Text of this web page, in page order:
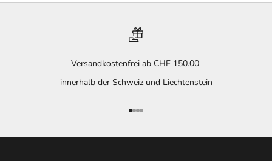
Versandkostenfrei ab CHF 150.00
innerhalb der Schweiz und Liechtenstein
Gehe zu Element 1
Gehe zu Element 2
Gehe zu Element 3
Gehe zu Element 4